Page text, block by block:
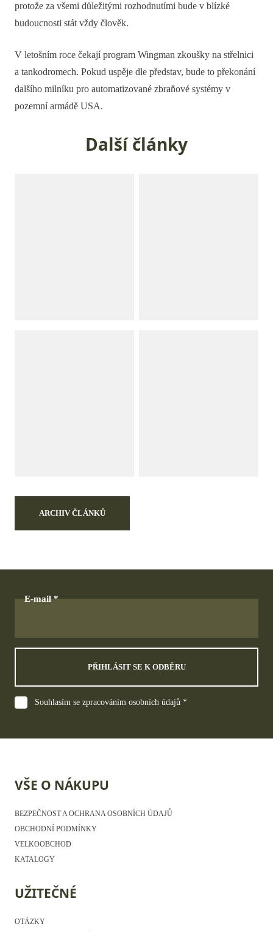
protože za všemi důležitými rozhodnutími bude v blízké
budoucnosti stát vždy člověk.
V letošním roce čekají program Wingman zkoušky na střelnici
a tankodromech. Pokud uspěje dle představ, bude to překonání
dalšího milníku pro automatizované zbraňové systémy v
pozemní armádě USA.
Další články
ARCHIV ČLÁNKŮ
E-mail
PŘIHLÁSIT SE K ODBĚRU
Souhlasím se zpracováním osobních údajů *
VŠE O NÁKUPU
BEZPEČNOST A OCHRANA OSOBNÍCH ÚDAJŮ
OBCHODNÍ PODMÍNKY
VELKOOBCHOD
KATALOGY
UŽITEČNÉ
OTÁZKY